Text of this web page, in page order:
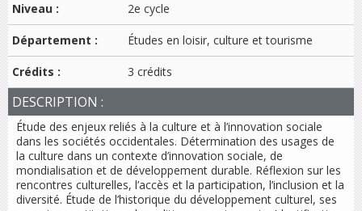
Niveau :
2e cycle
Département : Études en loisir, culture et tourisme
Crédits : 3 crédits
DESCRIPTION :
Étude des enjeux reliés à la culture et à l’innovation sociale
dans les sociétés occidentales. Détermination des usages de
la culture dans un contexte d’innovation sociale, de
mondialisation et de développement durable. Réflexion sur les
rencontres culturelles, l’accès et la participation, l’inclusion et la
diversité. Étude de l’historique du développement culturel, ses